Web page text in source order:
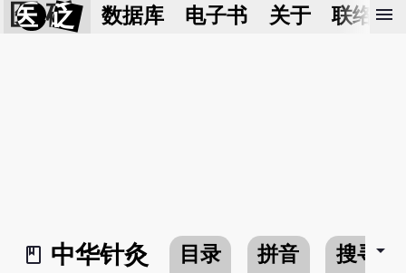
医 砭 数据库 电子书 关于 联络我
menu
book_2
中华针灸 目录 拼音 搜寻arrow_drop_down